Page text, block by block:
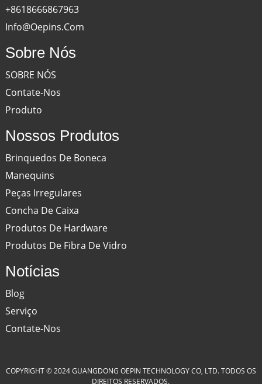
+8618666867963
Info@oepins.com
Sobre Nós
SOBRE NÓS
Contate-Nos
Produto
Nossos Produtos
Brinquedos De Boneca
Manequins
Peças Irregulares
Concha De Caixa
Produtos De Hardware
Produtos De Fibra De Vidro
Notícias
Blog
Serviço
Contate-Nos
COPYRIGHT © 2024 GUANGDONG OEPIN TECHNOLOGY CO, LTD. TODOS OS
DIREITOS RESERVADOS.